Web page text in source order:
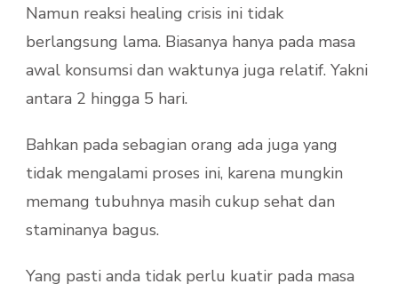
Namun reaksi healing crisis ini tidak
berlangsung lama. Biasanya hanya pada masa
awal konsumsi dan waktunya juga relatif. Yakni
antara 2 hingga 5 hari.
Bahkan pada sebagian orang ada juga yang
tidak mengalami proses ini, karena mungkin
memang tubuhnya masih cukup sehat dan
staminanya bagus.
Yang pasti anda tidak perlu kuatir pada masa